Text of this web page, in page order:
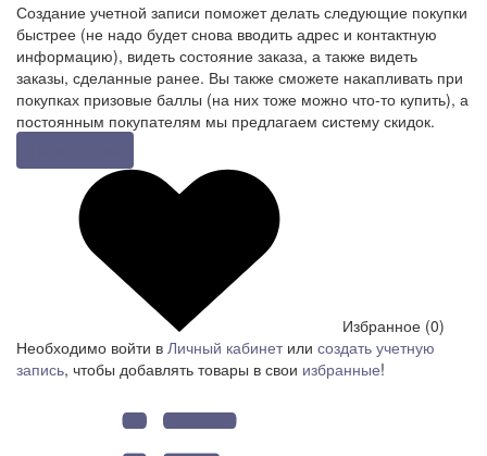
Создание учетной записи поможет делать следующие покупки
быстрее (не надо будет снова вводить адрес и контактную
информацию), видеть состояние заказа, а также видеть
заказы, сделанные ранее. Вы также сможете накапливать при
покупках призовые баллы (на них тоже можно что-то купить), а
постоянным покупателям мы предлагаем систему скидок.
Избранное (0)
Необходимо войти в Личный кабинетили создать учетную
запись, чтобы добавлять товары в свои избранные!